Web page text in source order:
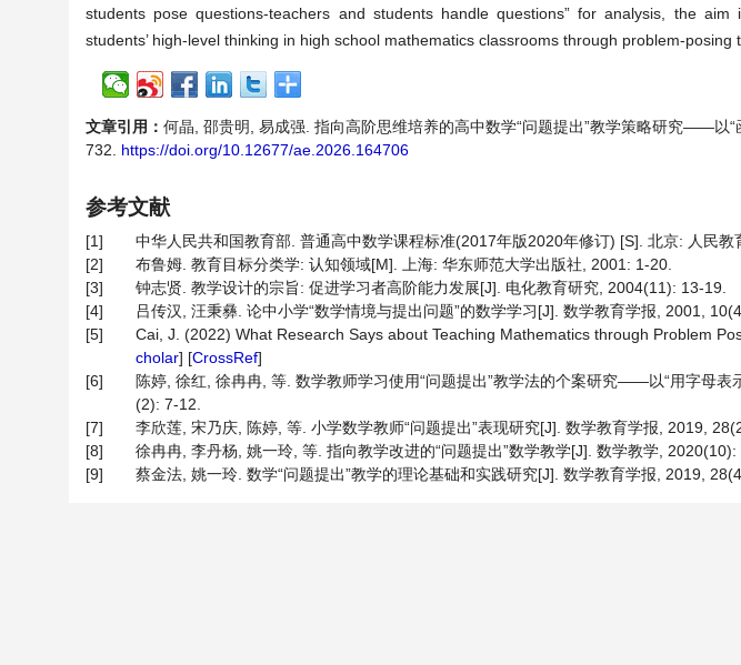
students pose questions-teachers and students handle questions” for analysis, the
students’ high-level thinking in high school mathematics classrooms through problem-posing
文章引用： 何晶, 邵贵明, 易成强. 指向高阶思维培养的高中数学“问题提出”教学策略研究——以
732. https://doi.org/10.12677/ae.2026.164706
参考文献
[1]
中华人民共和国教育部. 普通高中数学课程标准(2017年版2020年修订) [S]. 北京: 人民教
[2]
布鲁姆. 教育目标分类学: 认知领域[M]. 上海: 华东师范大学出版社, 2001: 1-20.
[3]
钟志贤. 教学设计的宗旨: 促进学习者高阶能力发展[J]. 电化教育研究, 2004(11): 13-19.
[4]
吕传汉, 汪秉彝. 论中小学“数学情境与提出问题”的数学学习[J]. 数学教育学报, 2001,
[5]
Cai, J. (2022) What Research Says about Teaching Mathematics through Problem
cholar] [CrossRef]
[6]
陈婷, 徐红, 徐冉冉, 等. 数学教师学习使用“问题提出”教学法的个案研究——以“用字母
(2): 7-12.
[7]
李欣莲, 宋乃庆, 陈婷, 等. 小学数学教师“问题提出”表现研究[J]. 数学教育学报, 2019,
[8]
徐冉冉, 李丹杨, 姚一玲, 等. 指向教学改进的“问题提出”数学教学[J]. 数学教学, 2020(10):
[9]
蔡金法, 姚一玲. 数学“问题提出”教学的理论基础和实践研究[J]. 数学教育学报, 2019,